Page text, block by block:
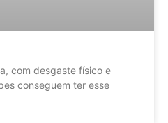
com desgaste físico e
conseguem ter esse